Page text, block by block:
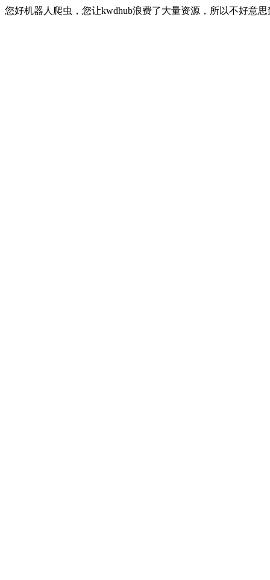
您好机器人爬虫，您让kwdhub浪费了大量资源，所以不好意